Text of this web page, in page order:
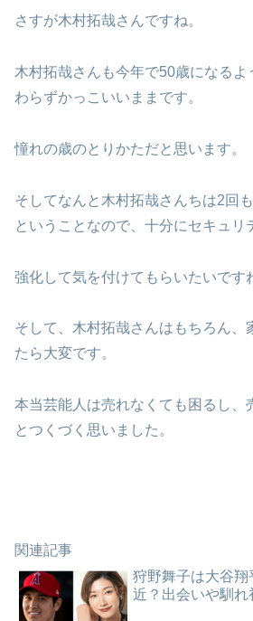
さすが木村拓哉さんですね。
木村拓哉さんも今年で50歳になる
わらずかっこいいままです。
憧れの歳のとりかただと思います。
そしてなんと木村拓哉さんちは2回
ということなので、十分にセキュリ
強化して気を付けてもらいたいです
そして、木村拓哉さんはもちろん、
たら大変です。
本当芸能人は売れなくても困るし、
とつくづく思いました。
関連記事
狩野舞子は大谷翔
近？出会いや馴れ